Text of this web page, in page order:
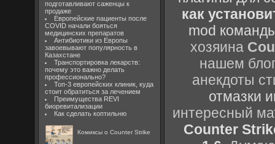
подготавливают саженцы к
продаже
Европейские пациенты после
COVID начали бояться
медицинских препаратов
Антибиотики из Европы
завоевывают популярность в
Казахстане
Транспортировка лекарств:
почему это важно делать
профессионально?
Топ-3 европейских клиник, куда
стоит обратиться за лечением
Преимущества REVI
биоревитализации
Как сделать коптильню
Комиксы о Counter Strike
как
mod
хозяина
нашем
анекдоты
отмазки
интересный
Counter